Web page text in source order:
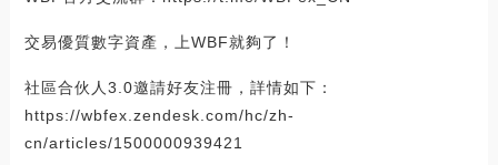
交易優質數字資產，上WBF就夠了！
社區合伙人3.0邀請好友注冊，詳情如下：
https://wbfex.zendesk.com/hc/zh-
cn/articles/1500000939421